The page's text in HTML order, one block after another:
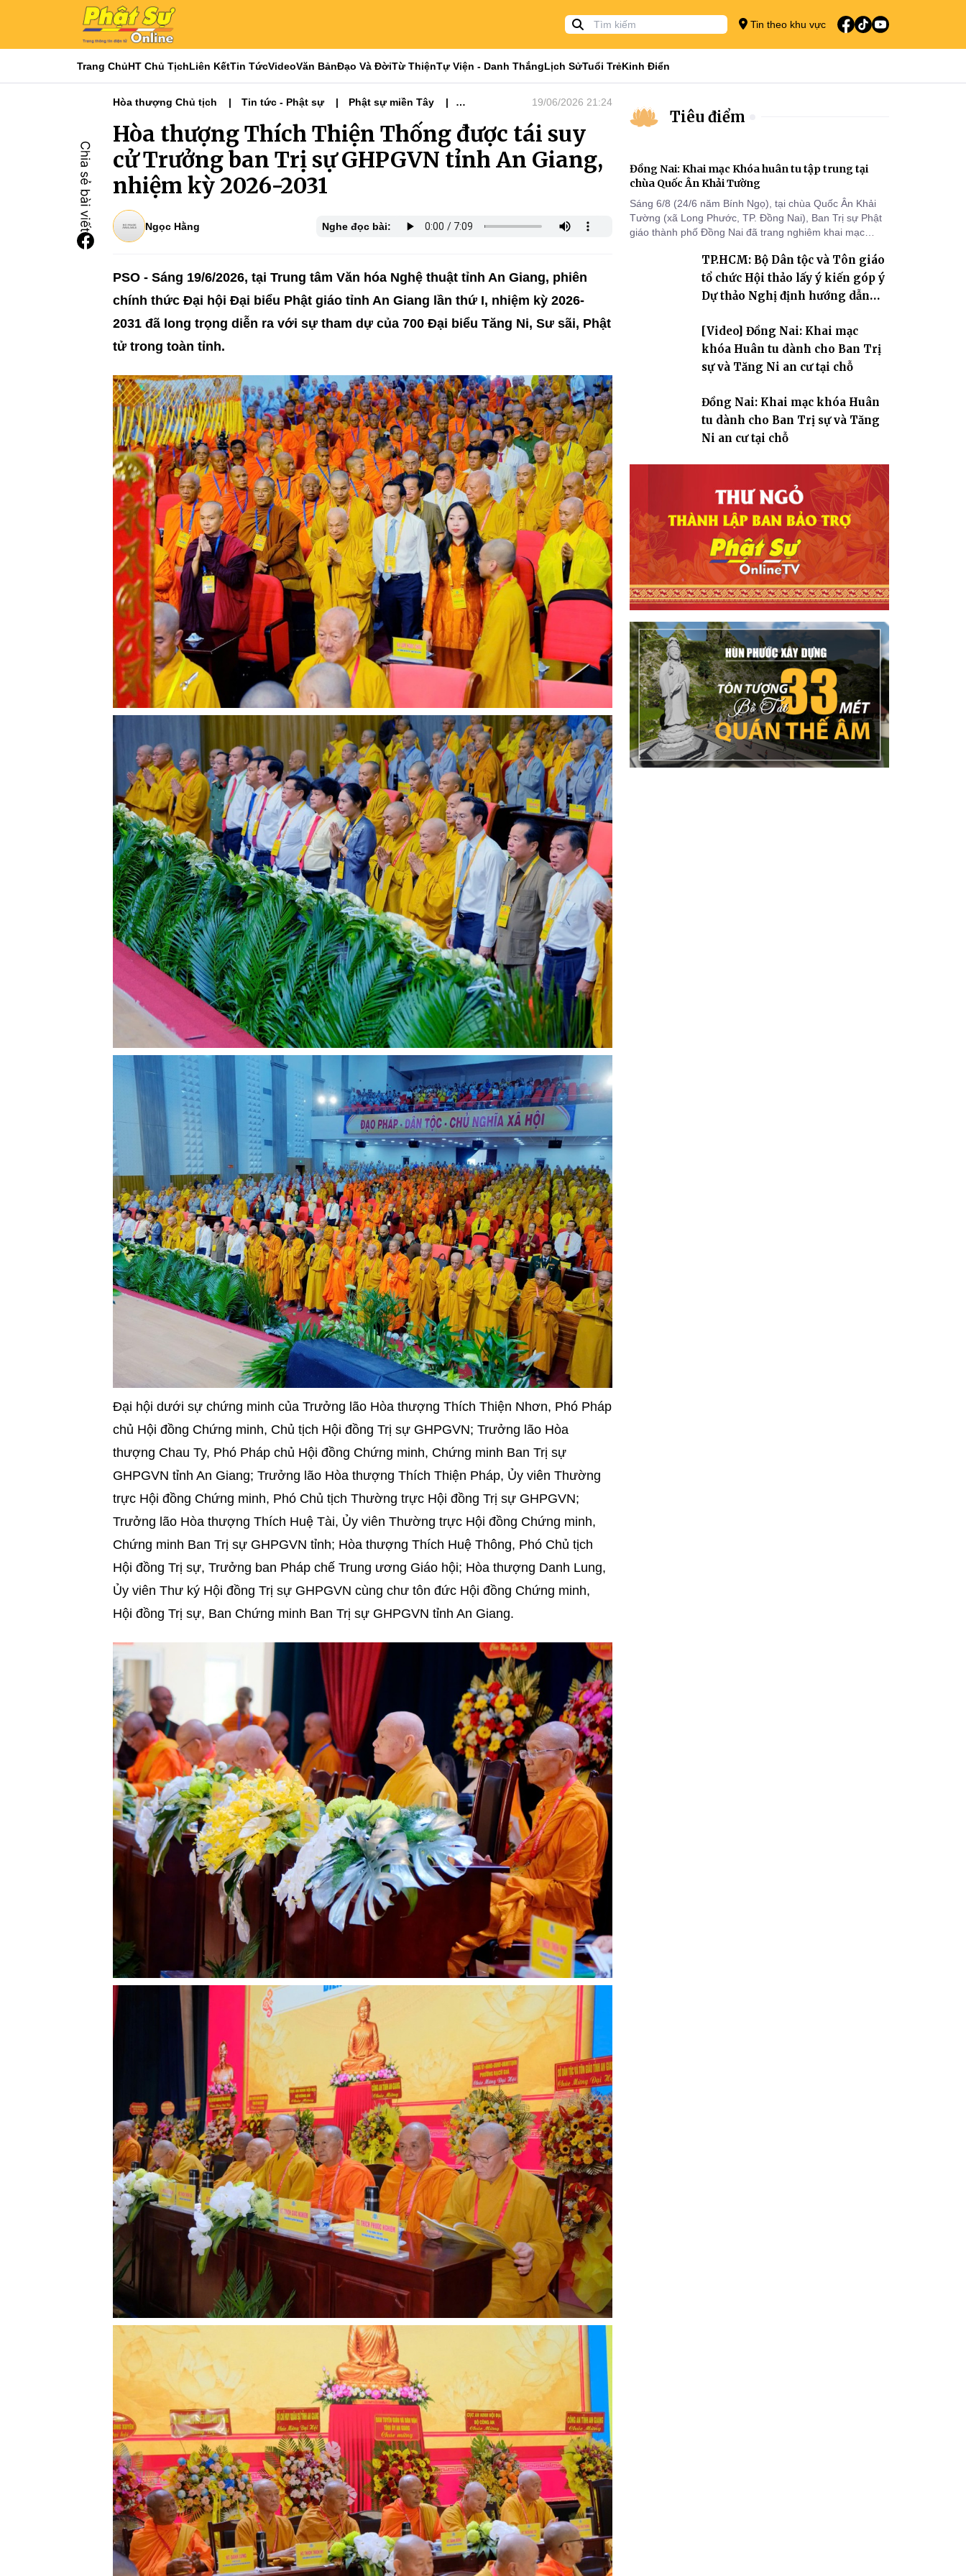
Tin theo khu vực
Trang ChủHT Chủ TịchLiên KếtTin TứcVideoVăn BảnĐạo Và ĐờiTừ ThiệnTự Viện - Danh ThắngLịch SửTuổi TrẻKinh Điển
Hòa thượng Chủ tịch Tin tức - Phật sự
Phật sự miền Tây
Đại hội Phật giáo tỉnh thành - NK 2026-2031
19/06/2026 21:24
Hòa thượng Thích Thiện Thống được tái suy
cử Trưởng ban Trị sự GHPGVN tỉnh An Giang,
nhiệm kỳ 2026-2031
Ngọc Hằng Nghe đọc bài:
PSO - Sáng 19/6/2026, tại Trung tâm Văn hóa Nghệ thuật tỉnh An Giang, phiên
chính thức Đại hội Đại biểu Phật giáo tỉnh An Giang lần thứ I, nhiệm kỳ 2026-
2031 đã long trọng diễn ra với sự tham dự của 700 Đại biểu Tăng Ni, Sư sãi, Phật
tử trong toàn tỉnh.
Đại hội dưới sự chứng minh của Trưởng lão Hòa thượng Thích Thiện Nhơn, Phó Pháp
chủ Hội đồng Chứng minh, Chủ tịch Hội đồng Trị sự GHPGVN; Trưởng lão Hòa
thượng Chau Ty, Phó Pháp chủ Hội đồng Chứng minh, Chứng minh Ban Trị sự
GHPGVN tỉnh An Giang; Trưởng lão Hòa thượng Thích Thiện Pháp, Ủy viên Thường
trực Hội đồng Chứng minh, Phó Chủ tịch Thường trực Hội đồng Trị sự GHPGVN;
Trưởng lão Hòa thượng Thích Huệ Tài, Ủy viên Thường trực Hội đồng Chứng minh,
Chứng minh Ban Trị sự GHPGVN tỉnh; Hòa thượng Thích Huệ Thông, Phó Chủ tịch
Hội đồng Trị sự, Trưởng ban Pháp chế Trung ương Giáo hội; Hòa thượng Danh Lung,
Ủy viên Thư ký Hội đồng Trị sự GHPGVN cùng chư tôn đức Hội đồng Chứng minh,
Hội đồng Trị sự, Ban Chứng minh Ban Trị sự GHPGVN tỉnh An Giang.
Tiêu điểm
Đồng Nai: Khai mạc Khóa huân tu tập trung tại
chùa Quốc Ân Khải Tường
Sáng 6/8 (24/6 năm Bính Ngọ), tại chùa Quốc Ân Khải
Tường (xã Long Phước, TP. Đồng Nai), Ban Trị sự Phật
giáo thành phố Đồng Nai đã trang nghiêm khai mạc
2570 dành cho chư Tăng hành giả an cư tại chỗ khu vực
VII, VIII và trường hạ chùa Quốc Ân Khải Tường.
TP.HCM: Bộ Dân tộc và Tôn giáo
tổ chức Hội thảo lấy ý kiến góp ý
Dự thảo Nghị định hướng dẫn
giáo
[Video] Đồng Nai: Khai mạc
khóa Huân tu dành cho Ban Trị
sự và Tăng Ni an cư tại chỗ
Đồng Nai: Khai mạc khóa Huân
tu dành cho Ban Trị sự và Tăng
Ni an cư tại chỗ